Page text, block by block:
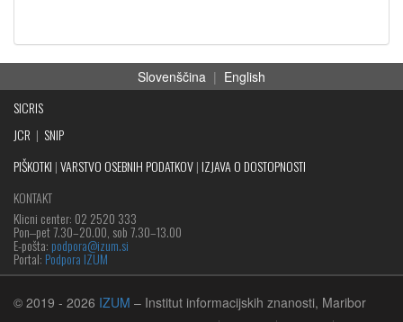
Slovenščina | English
SICRIS
JCR | SNIP
PIŠKOTKI |VARSTVO OSEBNIH PODATKOV| IZJAVA O DOSTOPNOSTI
KONTAKT
Klicni center: 02 2520 333
Pon‒pet 7.30–20.00, sob 7.30–13.00
E-pošta: podpora@izum.si
Portal: Podpora IZUM
© 2019 - 2026 IZUM – Institut informacijskih znanosti, Maribor